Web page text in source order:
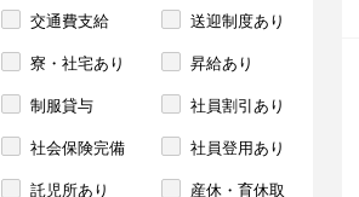
交通費支給 送迎制度あり
寮・社宅あり 昇給あり
制服貸与 社員割引あり
社会保険完備 社員登用あり
託児所あり
産休・育休取